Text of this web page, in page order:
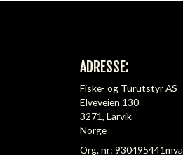
ADRESSE:
Fiske- og Turutstyr AS
Elveveien 130
3271, Larvik
Norge
Org. nr: 930495441mva